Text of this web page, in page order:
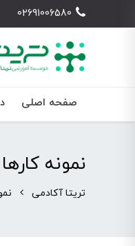
02691006580
صفحه اصلی
نمونه کارها
تریتا آکادمی